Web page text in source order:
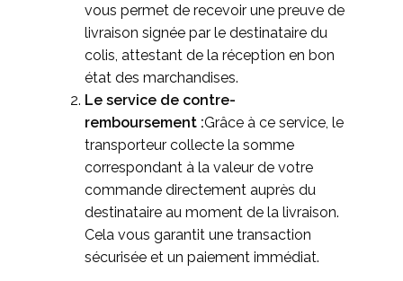
vous permet de recevoir une preuve de
livraison signée par le destinataire du
colis, attestant de la réception en bon
état des marchandises.
Le service de contre-
remboursement :Grâce à ce service, le
transporteur collecte la somme
correspondant à la valeur de votre
commande directement auprès du
destinataire au moment de la livraison.
Cela vous garantit une transaction
sécurisée et un paiement immédiat.